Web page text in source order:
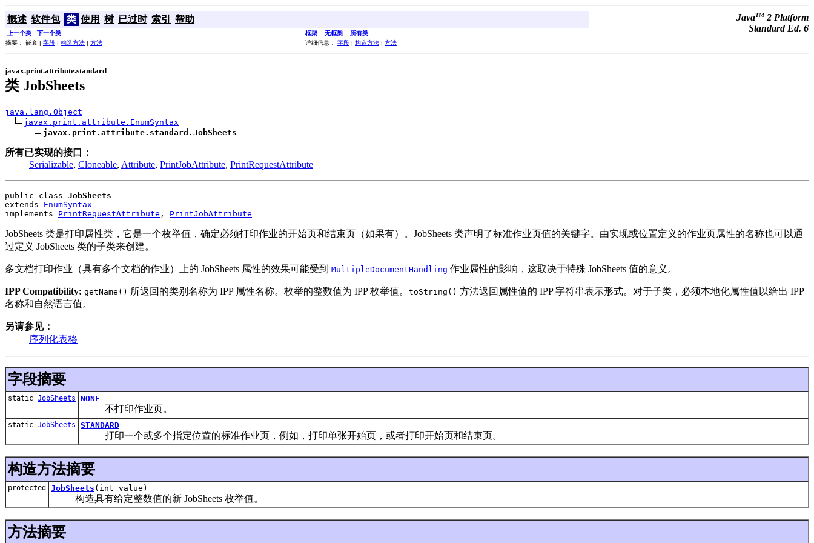
概述 软件包 类 使用 树 已过时 索引 帮助 JavaTM 2 Platform
Standard Ed. 6
上一个类 下一个类 框架 无框架
所有类
摘要： 嵌套 | 字段 | 构造方法 | 方法 详细信息： 字段 | 构造方法 | 方法
javax.print.attribute.standard
类 JobSheets
java.lang.Object
javax.print.attribute.EnumSyntax
javax.print.attribute.standard.JobSheets
所有已实现的接口：
Serializable, Cloneable, Attribute, PrintJobAttribute, PrintRequestAttribute
public class JobSheets
extends EnumSyntax
implements PrintRequestAttribute , PrintJobAttribute
JobSheets 类是打印属性类，它是一个枚举值，确定必须打印作业的开始页和结束页（如果有）。JobSheets 类声明了标准作业页值的关键字。由实现或位置定义的作业页属性的名称也可以通
过定义 JobSheets 类的子类来创建。
多文档打印作业（具有多个文档的作业）上的 JobSheets 属性的效果可能受到 MultipleDocumentHandling 作业属性的影响，这取决于特殊 JobSheets 值的意义。
IPP Compatibility: getName() 所返回的类别名称为 IPP 属性名称。枚举的整数值为 IPP 枚举值。 toString() 方法返回属性值的 IPP 字符串表示形式。对于子类，必须本地化属性值以给出 IPP
名称和自然语言值。
另请参见：
序列化表格
字段摘要
static JobSheets NONE
不打印作业页。
static JobSheets STANDARD
打印一个或多个指定位置的标准作业页，例如，打印单张开始页，或者打印开始页和结束页。
构造方法摘要
protected JobSheets (int value)
构造具有给定整数值的新 JobSheets 枚举值。
方法摘要